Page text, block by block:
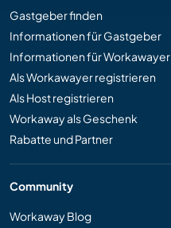
Gastgeber finden
Informationen für Gastgeber
Informationen für Workawayer
Als Workawayer registrieren
Als Host registrieren
Workaway als Geschenk
Rabatte und Partner
Community
Workaway Blog